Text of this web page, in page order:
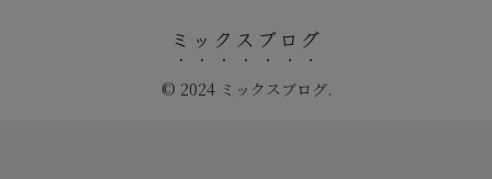
ミックスブログ
© 2024 ミックスブログ.